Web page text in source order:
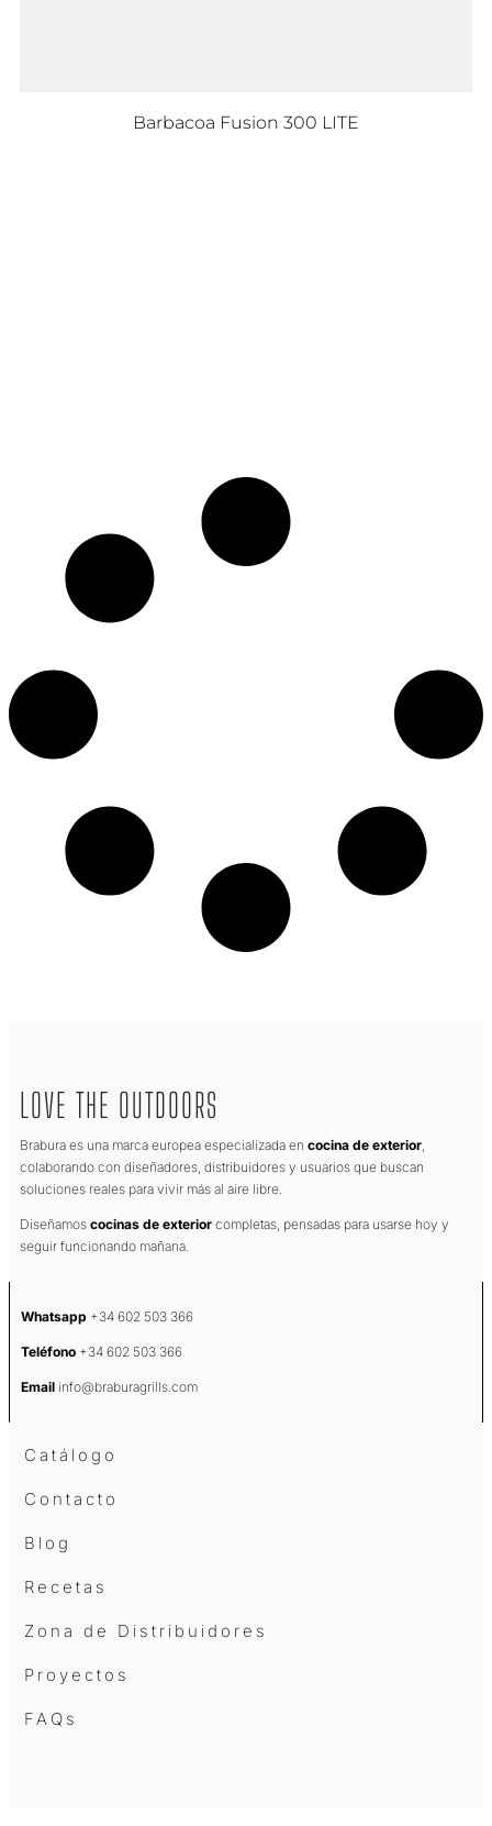
Barbacoa Fusion 300 LITE
LOVE THE OUTDOORS
Brabura es una marca europea especializada en cocina de exterior,
colaborando con diseñadores, distribuidores y usuarios que buscan
soluciones reales para vivir más al aire libre.
Diseñamos cocinas de exterior completas, pensadas para usarse hoy y
seguir funcionando mañana.
Whatsapp +34 602 503 366
Teléfono +34 602 503 366
Email info@braburagrills.com
Catálogo
Contacto
Blog
Recetas
Zona de Distribuidores
Proyectos
FAQs